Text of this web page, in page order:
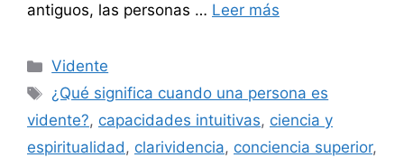
antiguos, las personas … Leer más
Categorías
Vidente
Etiquetas
¿Qué significa cuando una persona es
vidente?, capacidades intuitivas, ciencia y
espiritualidad, clarividencia, conciencia superior,